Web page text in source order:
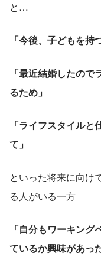
と…
「今後、子どもを持
「最近結婚したの
るため」
「ライフスタイル
て」
といった将来に向け
る人がいる一方
「自分もワーキン
ているか興味があっ